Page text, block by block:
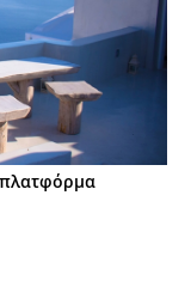
πλατφόρμα